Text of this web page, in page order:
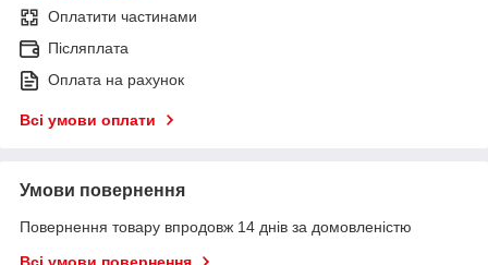
Оплатити частинами
Післяплата
Оплата на рахунок
Всі умови оплати
Умови повернення
Повернення товару впродовж 14 днів за домовленістю